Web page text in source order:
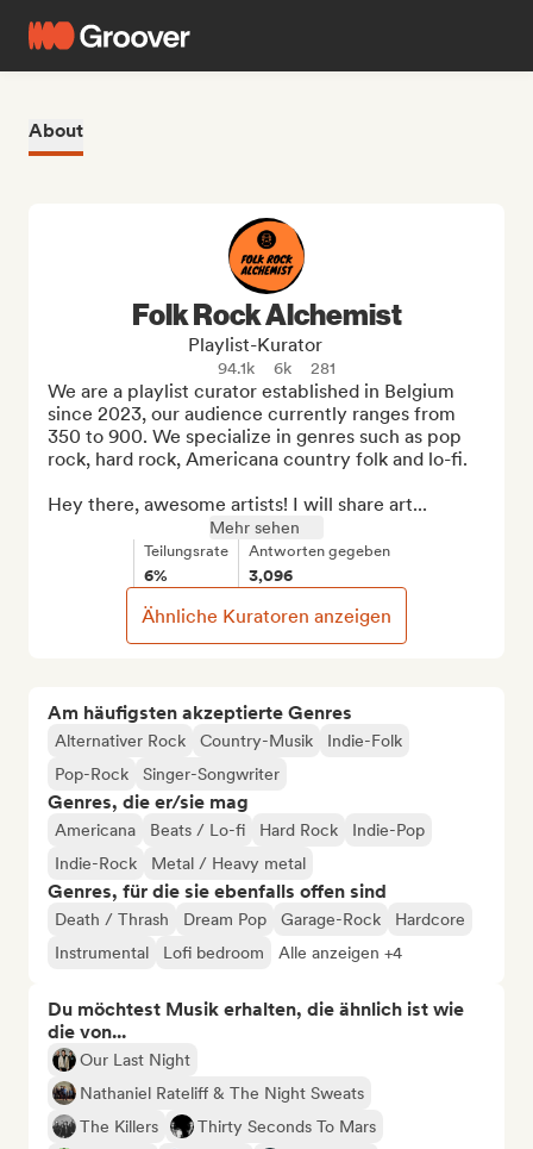
About
Am häufigsten akzeptierte Genres
Alternativer Rock Country-Musik
Indie-Folk
Pop-Rock
Singer-Songwriter
Genres, die er/sie mag
Americana Beats / Lo-fi Hard Rock
Indie-Pop
Indie-Rock
Metal / Heavy metal
Genres, für die sie ebenfalls offen sind
Death / Thrash Dream Pop Garage-Rock
Hardcore
Instrumental
Lofi bedroom Alle anzeigen +4
Du möchtest Musik erhalten, die ähnlich ist wie
die von...
Our Last Night
Nathaniel Rateliff & The Night Sweats
The Killers
Thirty Seconds To Mars
Folk Rock Alchemist
Playlist-Kurator
94.1k 6k 281
We are a playlist curator established in Belgium
since 2023, our audience currently ranges from
350 to 900. We specialize in genres such as pop
rock, hard rock, Americana country folk and lo-fi.
Hey there, awesome artists! I will share art...
Mehr sehen
Teilungsrate
6%
Antworten gegeben
3,096
Ähnliche Kuratoren anzeigen